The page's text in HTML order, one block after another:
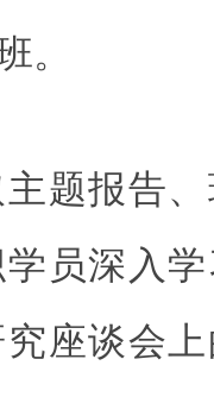
。
报告、
员深入
座谈会